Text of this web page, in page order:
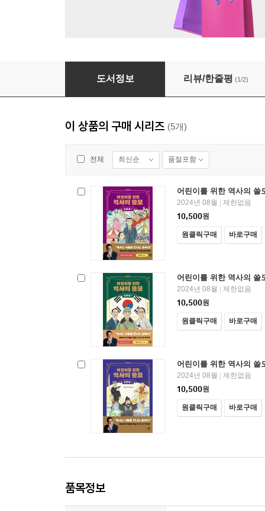
어린이를 위한 역사의 쓸모 : 인생 편 4
도서정보 리뷰/한줄평 (1/2)
이 상품의 구매 시리즈 (5개)
전체 최신순 품절포함
어린이를 위한 역사의 쓸
2024년 08월
제한없음
10,500원
원클릭구매 바로구매
어린이를 위한 역사의 쓸
2024년 08월
제한없음
10,500원
원클릭구매 바로구매
어린이를 위한 역사의 쓸
2024년 08월
제한없음
10,500원
원클릭구매 바로구매
품목정보